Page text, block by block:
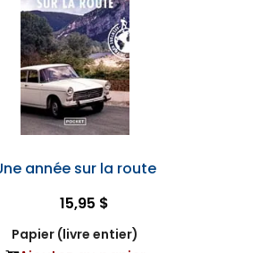
année sur la route
15,95 $
Papier (livre entier)